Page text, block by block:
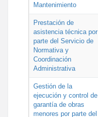
Mantenimiento
Prestación de
asistencia técnica por
parte del Servicio de
Normativa y
Coordinación
Administrativa
Gestión de la
ejecución y control de
garantía de obras
menores por parte del